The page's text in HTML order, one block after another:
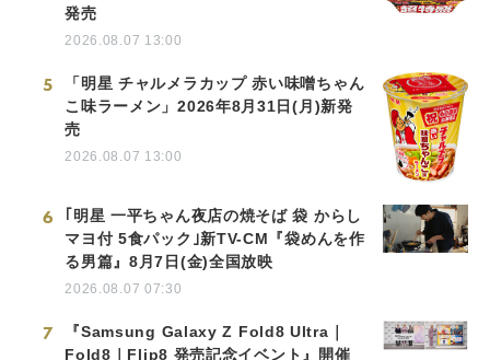
発売
2026.08.07 13:00
5
「明星 チャルメラカップ 赤い味噌ちゃん
こ味ラーメン」2026年8月31日(月)新発
売
2026.08.07 13:00
6
｢明星 一平ちゃん夜店の焼そば 袋 からし
マヨ付 5食パック｣新TV-CM『袋めんを作
る男篇』8月7日(金)全国放映
2026.08.07 07:30
7
『Samsung Galaxy Z Fold8 Ultra｜
Fold8｜Flip8 発売記念イベント』開催